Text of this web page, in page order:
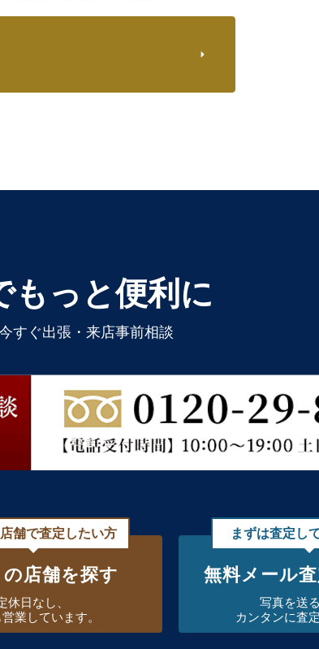
もっと便利に
すぐ出張・来店事前相談
舗で査定したい方
店舗を探す
休日なし、
業しています。
まずは査定し
無料メール
写真を送
カンタンに査